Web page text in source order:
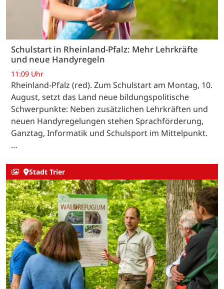
Schulstart in Rheinland-Pfalz: Mehr Lehrkräfte
und neue Handyregeln
11:09 Uhr
Rheinland-Pfalz (red). Zum Schulstart am Montag, 10.
August, setzt das Land neue bildungspolitische
Schwerpunkte: Neben zusätzlichen Lehrkräften und
neuen Handyregelungen stehen Sprachförderung,
Ganztag, Informatik und Schulsport im Mittelpunkt.
…
Stadt Trier